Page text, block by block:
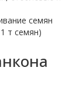
семян
т семян)